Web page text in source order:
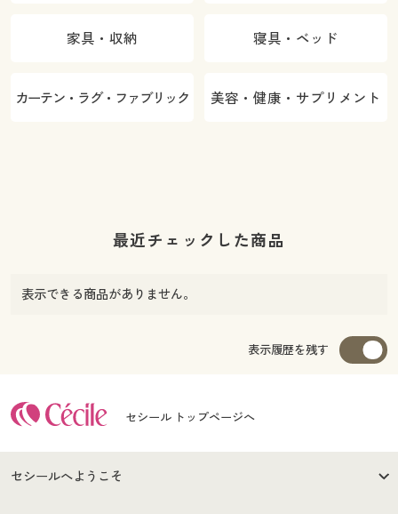
家具・収納 寝具・ベッド
カーテン・ラグ・ファブリック 美容・健康・サプリメント
最近チェックした商品
表示できる商品がありません。
表示履歴を残す
セシール トップページへ
セシールへようこそ